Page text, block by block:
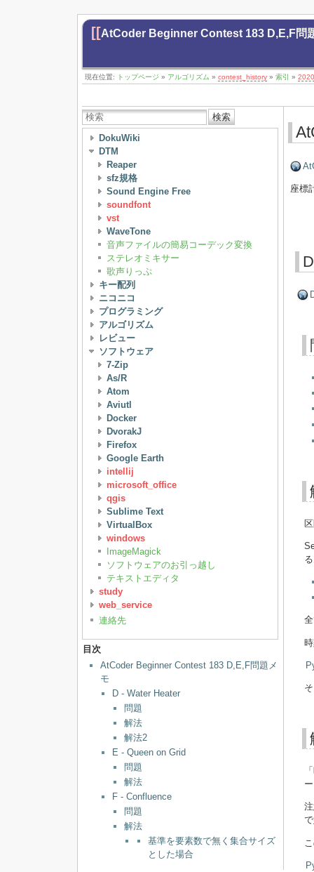
[[AtCoder Beginner Contest 183 D,E,F問
現在位置: トップページ » アルゴリズム » contest_history » 索引 » 2020
検索
DokuWiki
DTM
Reaper
sfz規格
Sound Engine Free
soundfont
vst
WaveTone
音声ファイルの簡易コーデック変換
ステレオミキサー
歌声りっぷ
キー配列
ニコニコ
プログラミング
アルゴリズム
レビュー
ソフトウェア
7-Zip
As/R
Atom
Aviutl
Docker
DvorakJ
Firefox
Google Earth
intellij
microsoft_office
qgis
Sublime Text
VirtualBox
windows
ImageMagick
ソフトウェアのお引っ越し
テキストエディタ
study
web_service
連絡先
目次
AtCoder Beginner Contest 183 D,E,F問題メ
モ
D - Water Heater
問題
解法
解法2
E - Queen on Grid
問題
解法
F - Confluence
問題
解法
基準を要素数で無く集合サイズ
とした場合
座標